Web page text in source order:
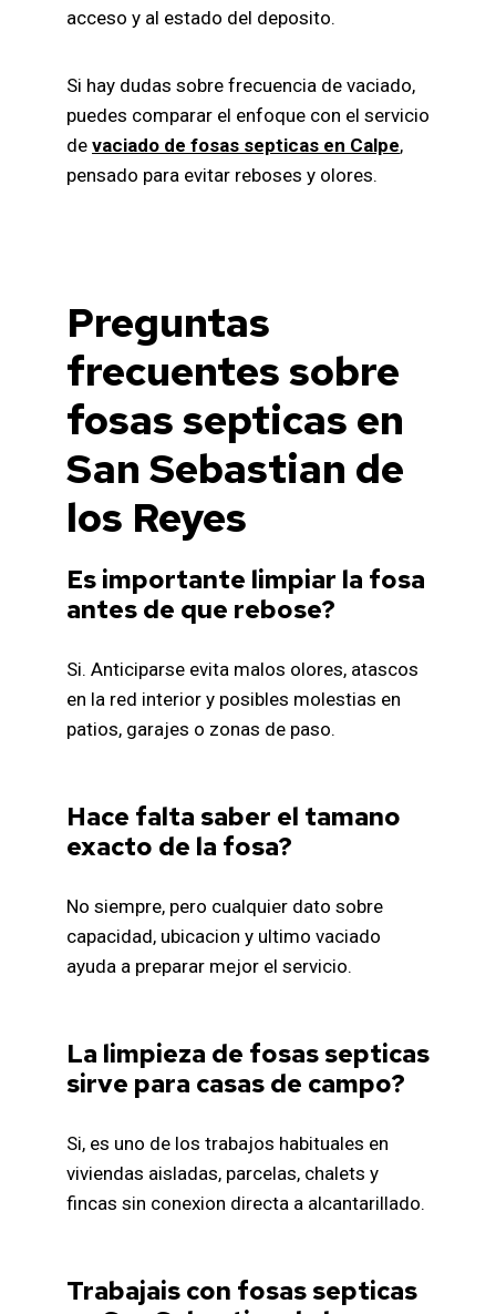
acceso y al estado del deposito.
Si hay dudas sobre frecuencia de vaciado,
puedes comparar el enfoque con el servicio
de vaciado de fosas septicas en Calpe,
pensado para evitar reboses y olores.
Preguntas
frecuentes sobre
fosas septicas en
San Sebastian de
los Reyes
Es importante limpiar la fosa
antes de que rebose?
Si. Anticiparse evita malos olores, atascos
en la red interior y posibles molestias en
patios, garajes o zonas de paso.
Hace falta saber el tamano
exacto de la fosa?
No siempre, pero cualquier dato sobre
capacidad, ubicacion y ultimo vaciado
ayuda a preparar mejor el servicio.
La limpieza de fosas septicas
sirve para casas de campo?
Si, es uno de los trabajos habituales en
viviendas aisladas, parcelas, chalets y
fincas sin conexion directa a alcantarillado.
Trabajais con fosas septicas